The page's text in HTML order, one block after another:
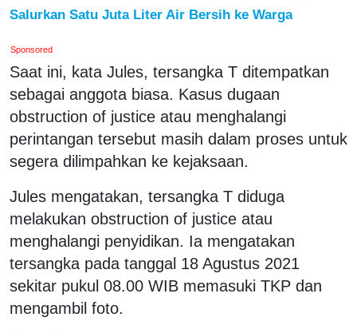
Salurkan Satu Juta Liter Air Bersih ke Warga
Sponsored
Saat ini, kata Jules, tersangka T ditempatkan
sebagai anggota biasa. Kasus dugaan
obstruction of justice atau menghalangi
perintangan tersebut masih dalam proses untuk
segera dilimpahkan ke kejaksaan.
Jules mengatakan, tersangka T diduga
melakukan obstruction of justice atau
menghalangi penyidikan. Ia mengatakan
tersangka pada tanggal 18 Agustus 2021
sekitar pukul 08.00 WIB memasuki TKP dan
mengambil foto.